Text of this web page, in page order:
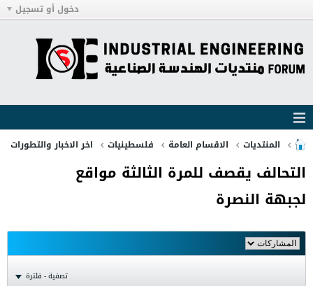
دخول أو تسجيل
المنتديات الاقسام العامة فلسطينيات اخر الاخبار والتطورات
التحالف يقصف للمرة الثالثة مواقع
لجبهة النصرة
تصفية - فلترة